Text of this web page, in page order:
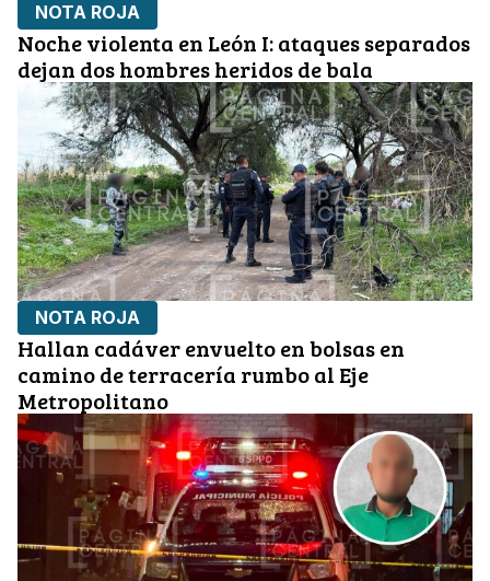
NOTA ROJA
Noche violenta en León I: ataques separados
dejan dos hombres heridos de bala
NOTA ROJA
Hallan cadáver envuelto en bolsas en
camino de terracería rumbo al Eje
Metropolitano